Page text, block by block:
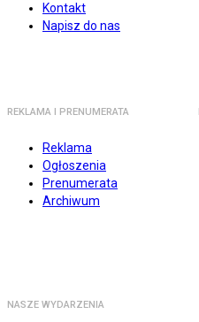
Kontakt
Napisz do nas
REKLAMA I PRENUMERATA
Reklama
Ogłoszenia
Prenumerata
Archiwum
NASZE WYDARZENIA